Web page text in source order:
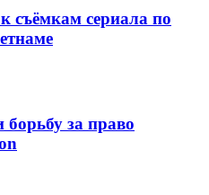
съёмкам сериала по
за право